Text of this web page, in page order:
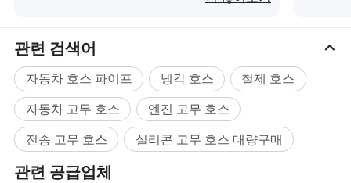
관련 검색어
자동차 호스 파이프 냉각 호스
철제 호스
자동차 고무 호스
엔진 고무 호스
전송 고무 호스
실리콘 고무 호스 대량구매
관련 공급업체